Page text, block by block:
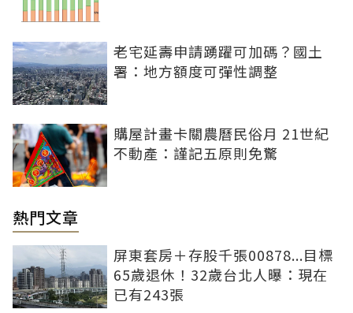
老宅延壽申請踴躍可加碼？國土
署：地方額度可彈性調整
購屋計畫卡關農曆民俗月 21世紀
不動產：謹記五原則免驚
熱門文章
屏東套房＋存股千張00878...目標
65歲退休！32歲台北人曝：現在
已有243張